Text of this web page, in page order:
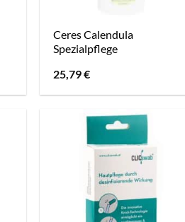
Ceres Calendula
Spezialpflege
25,79€